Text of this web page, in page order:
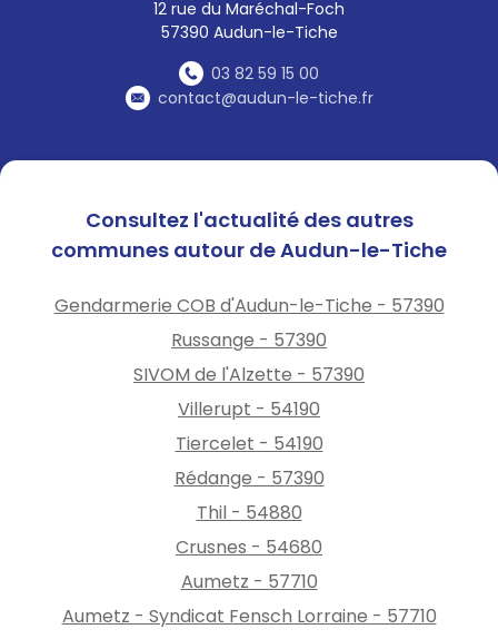
12 rue du Maréchal-Foch
57390 Audun-le-Tiche
03 82 59 15 00
contact@audun-le-tiche.fr
milieu observée dans la Nied,
eau potable,
Début des récoltes avec
Développement des
plans d’eau de baignade que
sur les cours d’eau,
Arrêt des centrales
hydroélectriques.
Face à ce constat,Pascal
Bolot,préfet de laMoselle,
a décidé de placer l’ensemble
du département en
situation d’alerte.
Le déclenchement du niveau
d’alerte entraîne la mise en
restriction, notamment :
Interdiction de l’arrosage des
pelouses, espaces verts,
Consultez l'actualité des autres
communes autour de Audun-le-Tiche
Gendarmerie COB d'Audun-le-Tiche - 57390
Russange - 57390
SIVOM de l'Alzette - 57390
Villerupt - 54190
Tiercelet - 54190
Rédange - 57390
Thil - 54880
Crusnes - 54680
Aumetz - 57710
Aumetz - Syndicat Fensch Lorraine - 57710